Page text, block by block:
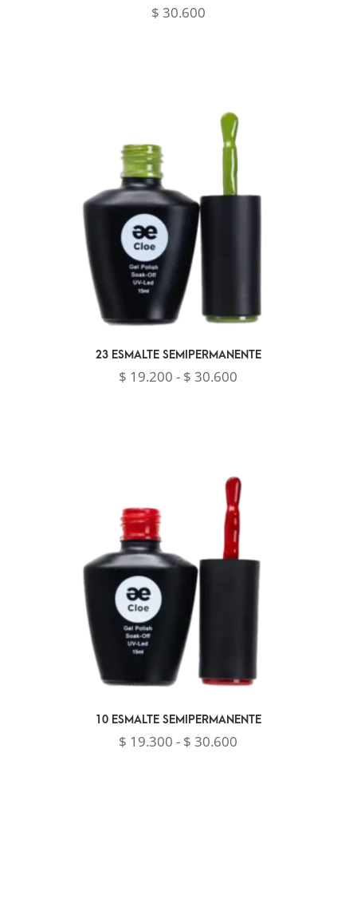
$ 30.600
23 ESMALTE SEMIPERMANENTE
$ 19.200 - $ 30.600
hasta
$ 30.600
10 ESMALTE SEMIPERMANENTE
$ 19.300 - $ 30.600